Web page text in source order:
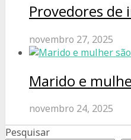
Provedores
novembro 27, 2025
Marido e
novembro 24, 2025
Pesquisar